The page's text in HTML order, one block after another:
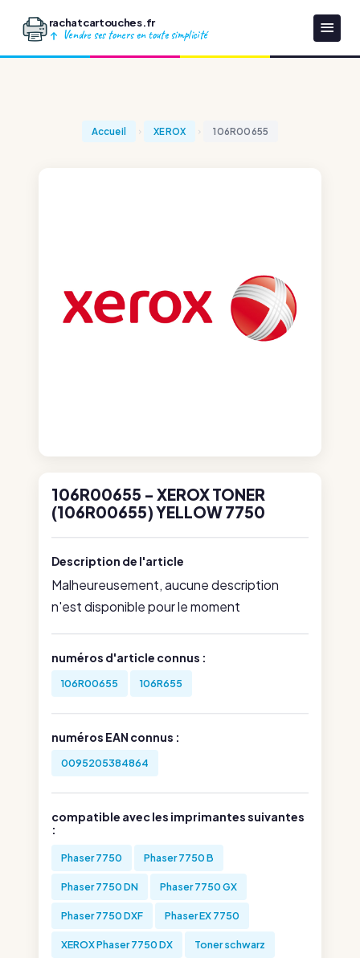
rachatcartouches.fr
Vendre ses toners en toute simplicité
Accueil XEROX 106R00655
106R00655 - XEROX TONER
(106R00655) YELLOW 7750
Description de l'article
Malheureusement, aucune description
n'est disponible pour le moment
numéros d'article connus :
106R00655 106R655
numéros EAN connus :
0095205384864
compatible avec les imprimantes suivantes
:
Phaser 7750 Phaser 7750 B
Phaser 7750 DN Phaser 7750 GX
Phaser 7750 DXF Phaser EX 7750
XEROX Phaser 7750 DX Toner schwarz